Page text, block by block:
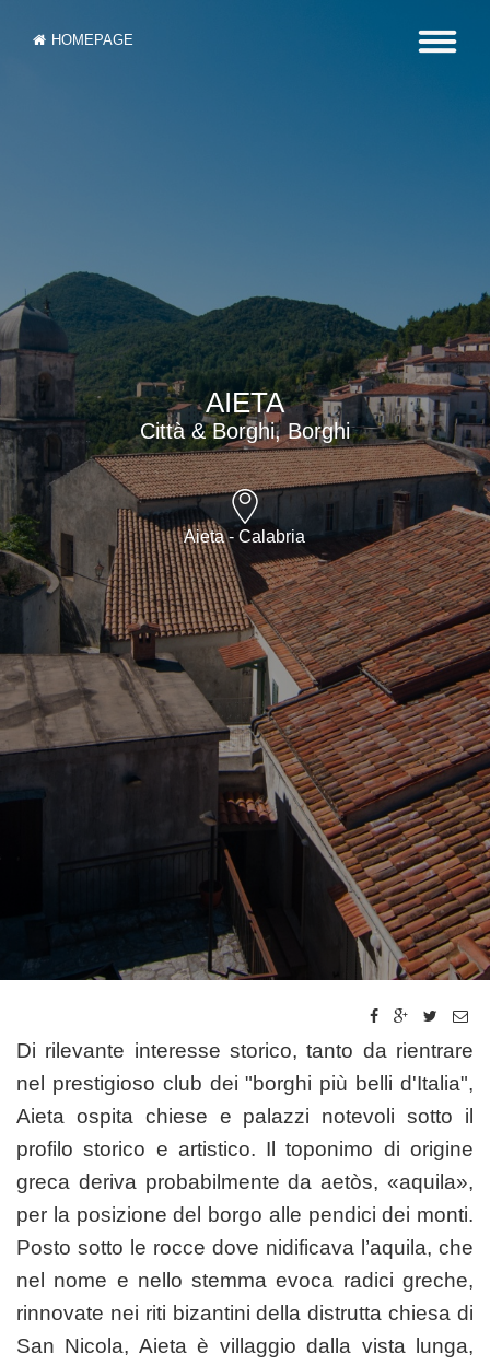
HOMEPAGE
AIETA
Città & Borghi, Borghi
Aieta - Calabria
Di rilevante interesse storico, tanto da rientrare
nel prestigioso club dei "borghi più belli d'Italia",
Aieta ospita chiese e palazzi notevoli sotto il
profilo storico e artistico. Il toponimo di origine
greca deriva probabilmente da aetòs, «aquila»,
per la posizione del borgo alle pendici dei monti.
Posto sotto le rocce dove nidificava l’aquila, che
nel nome e nello stemma evoca radici greche,
rinnovate nei riti bizantini della distrutta chiesa di
San Nicola, Aieta è villaggio dalla vista lunga,